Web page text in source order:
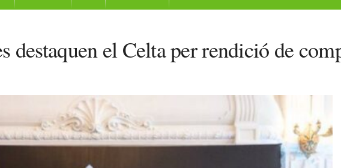
el Celta per rendició de